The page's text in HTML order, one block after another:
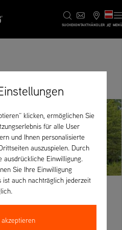
SUCHEKONTAKTHÄNDLER AT MENÜ
Einsatz und für
klicken, ermöglichen Sie
für alle User
und Ihnen personalisierte
auszuspielen. Durch
ausdrückliche Einwilligung.
Sie Ihre Einwilligung
ist auch nachträglich jederzeit